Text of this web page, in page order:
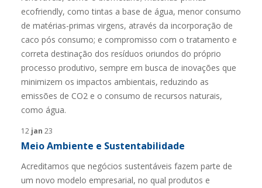
12 jan 23
Meio Ambiente e Sustentabilidade
Acreditamos que negócios sustentáveis fazem parte de
um novo modelo empresarial, no qual produtos e